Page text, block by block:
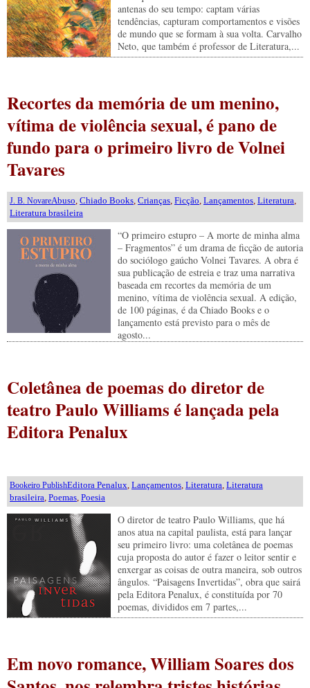
antenas do seu tempo: captam várias
tendências, capturam comportamentos e visões
de mundo que se formam à sua volta. Carvalho
Neto, que também é professor de Literatura,...
Recortes da memória de um menino,
vítima de violência sexual, é pano de
fundo para o primeiro livro de Volnei
Tavares
J. B. NovareAbuso Chiado Books Crianças Ficção Lançamentos Literatura
Literatura brasileira
“O primeiro estupro – A morte de minha alma
– Fragmentos” é um drama de ficção de autoria
do sociólogo gaúcho Volnei Tavares. A obra é
sua publicação de estreia e traz uma narrativa
baseada em recortes da memória de um
menino, vítima de violência sexual. A edição,
de 100 páginas, é da Chiado Books e o
lançamento está previsto para o mês de
agosto...
Coletânea de poemas do diretor de
teatro Paulo Williams é lançada pela
Editora Penalux
Bookeiro PublishEditora Penalux Lançamentos Literatura Literatura
brasileira Poemas Poesia
O diretor de teatro Paulo Williams, que há
anos atua na capital paulista, está para lançar
seu primeiro livro: uma coletânea de poemas
cuja proposta do autor é fazer o leitor sentir e
enxergar as coisas de outra maneira, sob outros
ângulos. “Paisagens Invertidas”, obra que sairá
pela Editora Penalux, é constituída por 70
poemas, divididos em 7 partes,...
Em novo romance, William Soares dos